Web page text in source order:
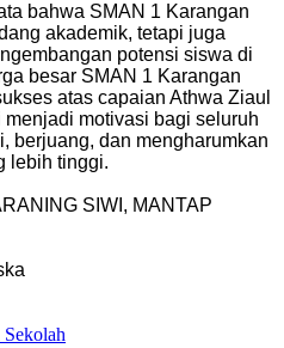
bahwa SMAN 1 Karangan
akademik, tetapi juga
potensi siswa di
besar SMAN 1 Karangan
atas capaian Athwa Ziaul
motivasi bagi seluruh
berjuang, dan mengharumkan
lebih tinggi.
SIWI, MANTAP